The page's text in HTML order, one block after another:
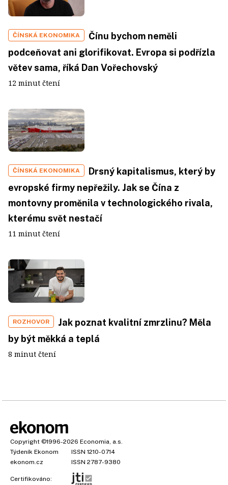
ČÍNSKÁ EKONOMIKA
Čínu bychom neměli
podceňovat ani glorifikovat. Evropa si podřízla
větev sama, říká Dan Vořechovský
12 minut čtení
ČÍNSKÁ EKONOMIKA
Drsný kapitalismus, který by
evropské firmy nepřežily. Jak se Čína z
montovny proměnila v technologického rivala,
kterému svět nestačí
11 minut čtení
ROZHOVOR
Jak poznat kvalitní zmrzlinu? Měla
by být měkká a teplá
8 minut čtení
Copyright ©1996-2026 Economia, a.s.
Týdeník Ekonom
ISSN 1210-0714
ekonom.cz
ISSN 2787-9380
Certifikováno: